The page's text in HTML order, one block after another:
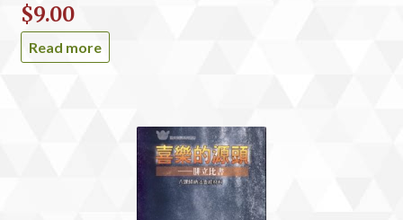
$9.00
Read more